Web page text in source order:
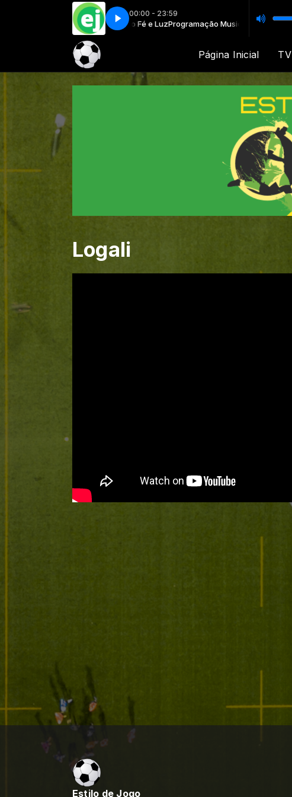
00:00 - 23:59
Musical com Rádio Fé e LuzProgramação Musical com Rádio Fé e
- Só Você Mexe Assim ComigoPhonKidZ - Só Você Mexe Assim Comigo
Página Inicial
Logali
Estilo de Jogo